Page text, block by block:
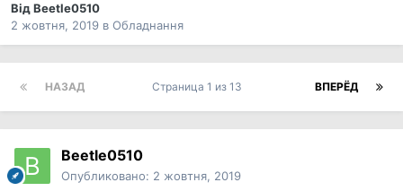
ВідBeetle0510
2 жовтня, 2019 в Обладнання
НАЗАД ВПЕРЁД
Страница 1 из 13
Beetle0510
Опубликовано: 2 жовтня, 2019